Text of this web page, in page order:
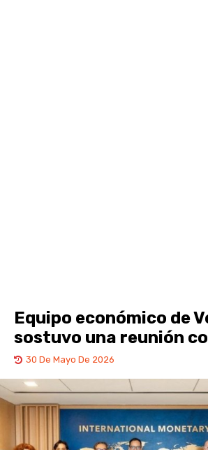
Equipo económico de
sostuvo una reunión
30 De Mayo De 2026